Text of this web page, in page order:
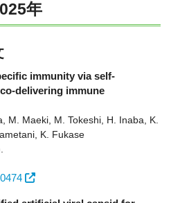
年
immunity via self-
delivering immune
M. Maeki, M. Tokeshi, H. Inaba, K.
K. Fukase